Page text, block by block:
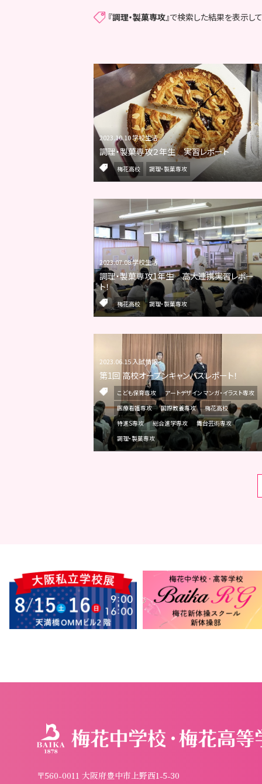
『調理・製菓専攻』で検索した結果を表示して
2023.10.10 学校生活
調理・製菓専攻２年生 実習レポート
梅花高校 調理・製菓専攻
2023.07.08 学校生活
調理・製菓専攻1年生 高大連携実習レポー
ト！
梅花高校 調理・製菓専攻
2023.06.15 入試情報
第1回 高校オープンキャンパスレポート！
こども保育専攻
アートデザイン マンガ・イラスト専攻
医療看護専攻
国際教養専攻
梅花高校
特進S専攻
総合進学専攻
舞台芸術専攻
調理・製菓専攻
〒560-0011 大阪府豊中市上野西1-5-30